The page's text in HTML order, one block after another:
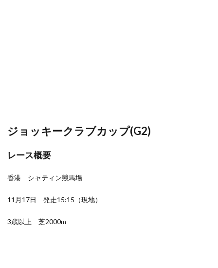
ジョッキークラブカップ(G2)
レース概要
香港 シャティン競馬場
11月17日 発走15:15（現地）
3歳以上 芝2000m